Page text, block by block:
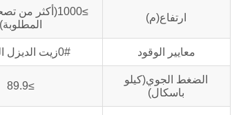
ارتفاع(م)
≥1000(أكثر من
المطلوبة)
معايير الوقود 0#زيت الديزل الخفيف
الضغط الجوي(كيلو
باسكال)
≥89.9